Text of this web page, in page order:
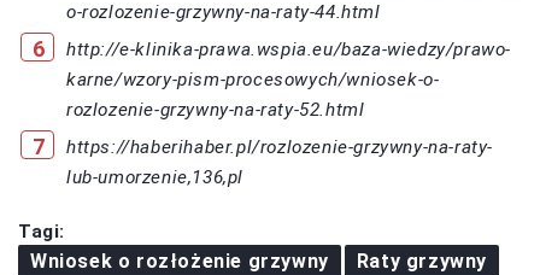
o-rozlozenie-grzywny-na-raty-44.html
http://e-klinika-prawa.wspia.eu/baza-wiedzy/prawo-
karne/wzory-pism-procesowych/wniosek-o-
rozlozenie-grzywny-na-raty-52.html
https://haberihaber.pl/rozlozenie-grzywny-na-raty-
lub-umorzenie,136,pl
Tagi:
Wniosek o rozłożenie grzywny
Raty grzywny